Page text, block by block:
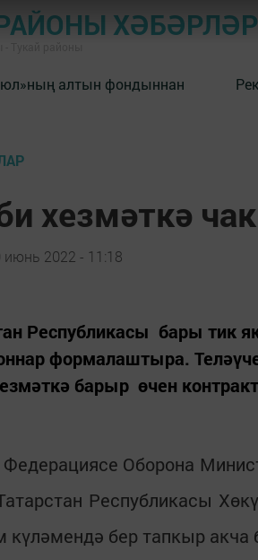
алтын фондыннан
хезмәткә
июнь 2022 - 11:18
Республикасы бары тик
формалаштыра.
барыр өчен
Федерациясе Оборона
Республикасы
күләмендә бер тапкыр акча